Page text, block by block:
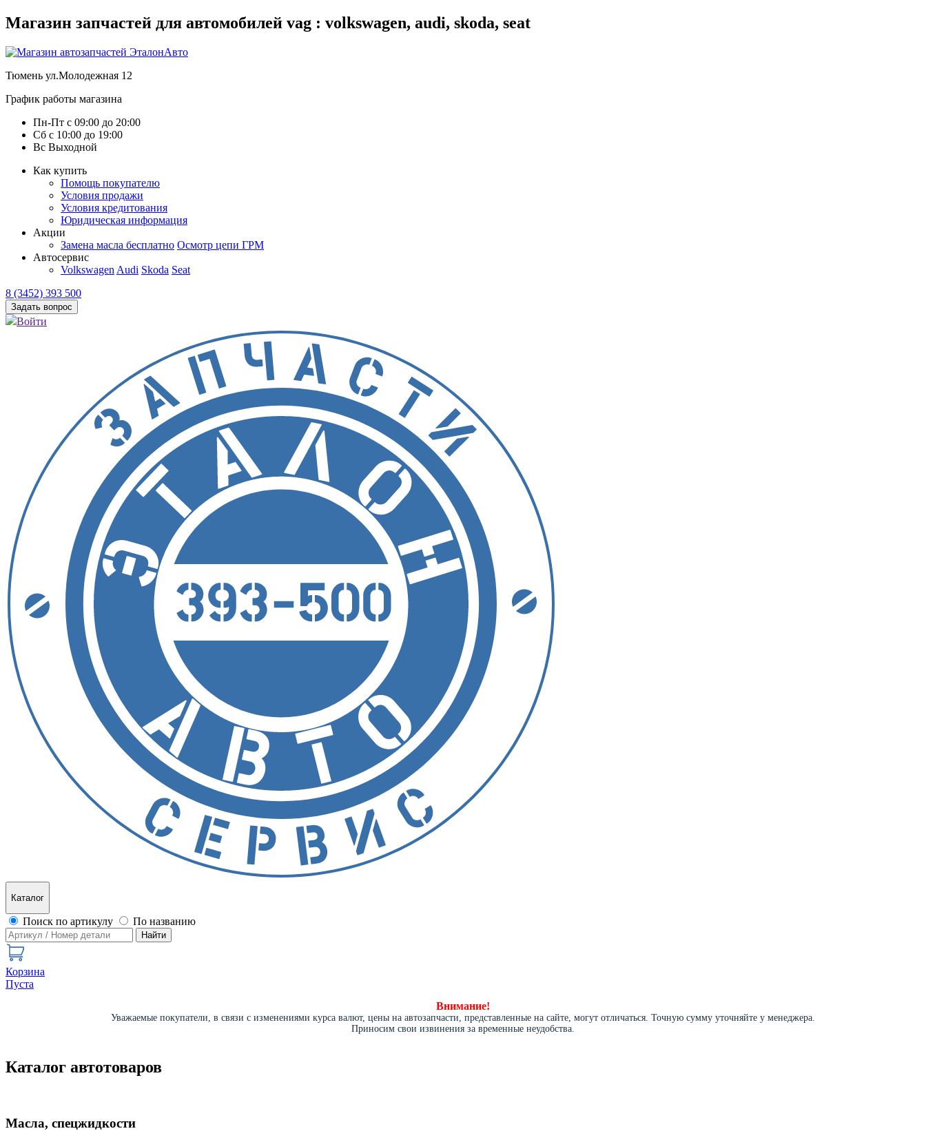
Магазин запчастей для автомобилей vag : volkswagen, audi, skoda, seat
Тюмень ул.Молодежная 12
График работы магазина
Пн-Пт с 09:00 до 20:00
Сб с 10:00 до 19:00
Вс Выходной
Как купить
Помощь покупателю
Условия продажи
Условия кредитования
Юридическая информация
Акции
Замена масла бесплатно Осмотр цепи ГРМ
Автосервис
Volkswagen Audi Skoda Seat
8 (3452) 393 500
Задать вопрос
Войти
Каталог
Поиск по артикулу По названию
Найти
Корзина
Пуста
Внимание!
Уважаемые покупатели, в связи с изменениями курса валют, цены на автозапчасти, представленные на сайте, могут отличаться. Точную сумму уточняйте у менеджера.
Приносим свои извинения за временные неудобства.
Каталог автотоваров
Масла, спецжидкости